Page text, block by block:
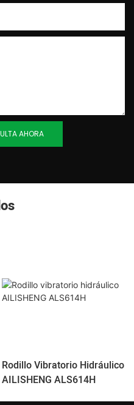
AHORA
Rodillo Vibratorio Hidráulico
AILISHENG ALS614H